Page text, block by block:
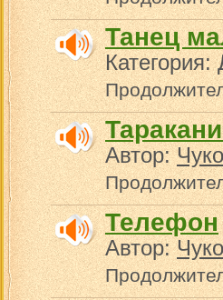
Танец
Категория:
Автор:
Телефон
Автор: